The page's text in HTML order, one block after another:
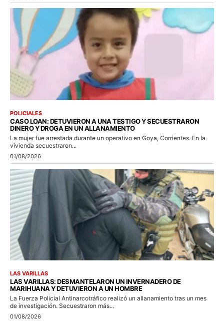
POLICIALES
CASO LOAN: DETUVIERON A UNA TESTIGO Y SECUESTRARON
DINERO Y DROGA EN UN ALLANAMIENTO
La mujer fue arrestada durante un operativo en Goya, Corrientes. En la
vivienda secuestraron...
01/08/2026
LAS VARILLAS
LAS VARILLAS: DESMANTELARON UN INVERNADERO DE
MARIHUANA Y DETUVIERON A UN HOMBRE
La Fuerza Policial Antinarcotráfico realizó un allanamiento tras un mes
de investigación. Secuestraron más...
01/08/2026